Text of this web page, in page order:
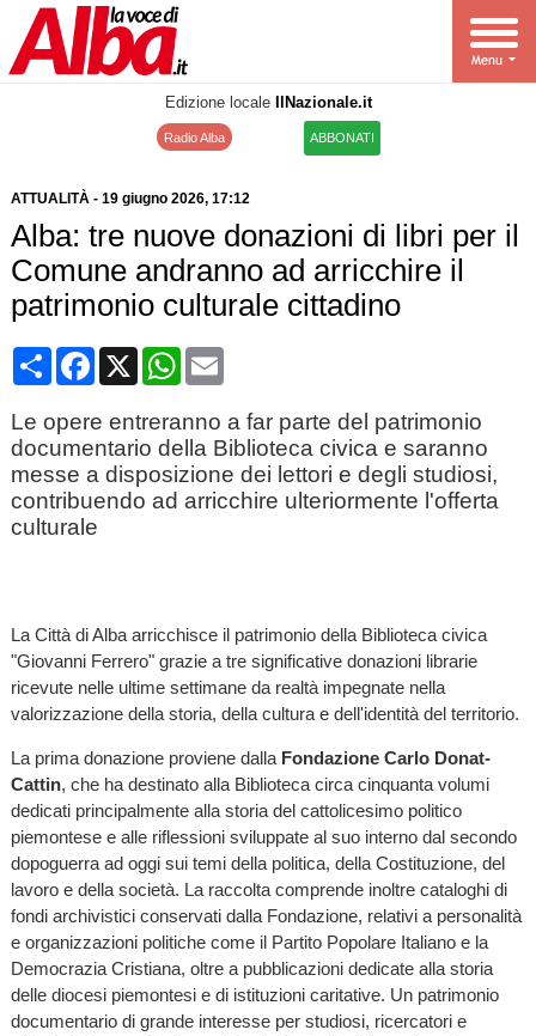
Edizione locale IlNazionale.it
Radio Alba ABBONATI
ATTUALITÀ- 19 giugno 2026, 17:12
Alba: tre nuove donazioni di libri per il
Comune andranno ad arricchire il
patrimonio culturale cittadino
CondividiFacebook
X WhatsApp
Email
Le opere entreranno a far parte del patrimonio
documentario della Biblioteca civica e saranno
messe a disposizione dei lettori e degli studiosi,
contribuendo ad arricchire ulteriormente l'offerta
culturale
La Città di Alba arricchisce il patrimonio della Biblioteca civica
"Giovanni Ferrero" grazie a tre significative donazioni librarie
ricevute nelle ultime settimane da realtà impegnate nella
valorizzazione della storia, della cultura e dell'identità del territorio.
La prima donazione proviene dalla Fondazione Carlo Donat-
Cattin, che ha destinato alla Biblioteca circa cinquanta volumi
dedicati principalmente alla storia del cattolicesimo politico
piemontese e alle riflessioni sviluppate al suo interno dal secondo
dopoguerra ad oggi sui temi della politica, della Costituzione, del
lavoro e della società. La raccolta comprende inoltre cataloghi di
fondi archivistici conservati dalla Fondazione, relativi a personalità
e organizzazioni politiche come il Partito Popolare Italiano e la
Democrazia Cristiana, oltre a pubblicazioni dedicate alla storia
delle diocesi piemontesi e di istituzioni caritative. Un patrimonio
documentario di grande interesse per studiosi, ricercatori e